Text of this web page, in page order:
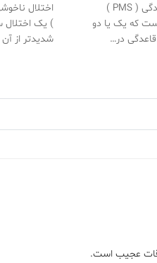
سندروم پیش از قاعدگی ( PMS )
که یک یا دو
در…
شدیدتر از
عجیب است.